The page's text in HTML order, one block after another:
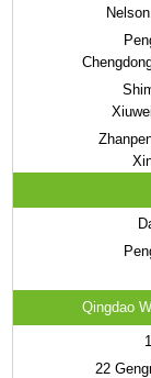
Qingdao
22